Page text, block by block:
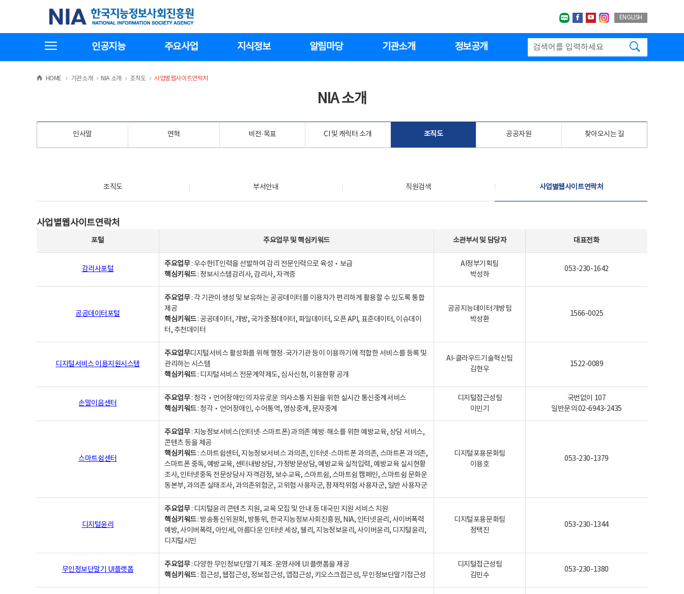
기
한국지능정보사회진흥원
네이버블로그
페이스북
유투브인스타그랩
ENGLISH
인공지능 주요사업 지식정보 알림마당 기관소개 정보공개
HOME >
기관소개 >NIA 소개 >
조직도 >
사업별웹사이트연락처
NIA 소개
인사말 연혁 비전·목표 CI 및 캐릭터 소개 조직도 공공자원 찾아오시는 길
조직도 부서안내 직원검색 사업별웹사이트연락처
사업별웹사이트연락처
포털 주요업무및핵심키워드 소관부서 및 담당자 대표전화
감리사포털
주요업무: 우수한IT인력을 선발하여 감리 전문인력으로 육성‧보급
핵심키워드: 정보시스템감리사, 감리사, 자격증
AI정부기획팀
박성하
053-230-1642
공공데이터포털
주요업무: 각 기관이 생성 및 보유하는 공공데이터를 이용자가 편리하게 활용할 수 있도록 통합
제공
핵심키워드: 공공데이터, 개방, 국가중점데이터, 파일데이터, 오픈 API, 표준데이터, 이슈데이
터, 추천데이터
공공지능데이터개방팀
박성환
1566-0025
디지털서비스 이용지원시스템
주요업무디지털서비스 활성화를 위해 행정·국가기관 등이 이용하기에 적합한 서비스를 등록 및
관리하는 시스템
핵심키워드: 디지털서비스 전문계약제도, 심사신청, 이용현황 공개
AI-클라우드기술혁신팀
김현우
1522-0089
손말이음센터
주요업무: 청각‧언어장애인의 자유로운 의사소통 지원을 위한 실시간 통신중계서비스
핵심키워드: 청각‧언어장애인, 수어통역, 영상중계, 문자중계
디지털접근성팀
이민기
국번없이 107
일반문의 02-6943-2435
스마트쉼센터
주요업무: 지능정보서비스(인터넷·스마트폰) 과의존 예방·해소를 위한 예방교육, 상담 서비스,
콘텐츠 등을 제공
핵심키워드: 스마트쉼센터, 지능정보서비스 과의존, 인터넷·스마트폰 과의존, 스마트폰 과의존,
스마트폰 중독, 예방교육, 센터내방상담, 가정방문상담, 예방교육 실적입력, 예방교육 실시현황
조사, 인터넷중독 전문상담사 자격검정, 보수교육, 스마트쉼, 스마트쉼 캠페인, 스마트쉼 문화운
동본부, 과의존 실태조사, 과의존위험군, 고위험 사용자군, 잠재적위험 사용자군, 일반 사용자군
디지털포용문화팀
이용호
053-230-1379
디지털윤리
주요업무: 디지털윤리 콘텐츠 지원, 교육 모집 및 안내 등 대국민 지원 서비스 지원
핵심키워드: 방송통신위원회, 방통위, 한국지능정보사회진흥원, NIA, 인터넷윤리, 사이버폭력
예방, 사이버폭력, 아인세, 아름다운 인터넷 세상, 웰리, 지능정보윤리, 사이버윤리, 디지털윤리,
디지털시민
디지털포용문화팀
정택진
053-230-1344
무인정보단말기 UI플랫폼
주요업무: 다양한 무인정보단말기 제조·운영사에 UI 플랫폼을 제공
핵심키워드: 접근성, 웹접근성, 정보접근성, 앱접근성, 키오스크접근성, 무인정보단말기접근성
디지털접근성팀
김민수
053-230-1380